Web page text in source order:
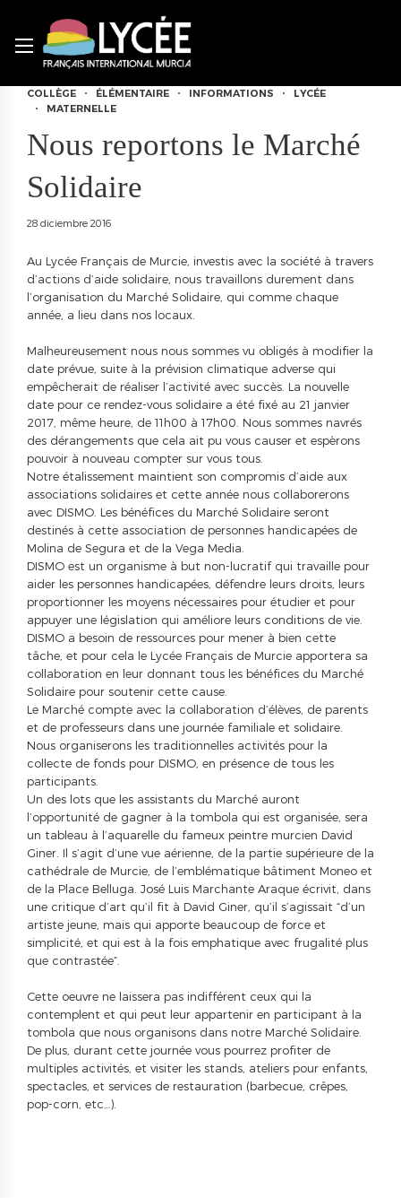
COLLÈGE ÉLÉMENTAIRE INFORMATIONS
LYCÉE
MATERNELLE
Nous reportons le Marché
Solidaire
28 diciembre 2016
Au Lycée Français de Murcie, investis avec la société à travers
d’actions d’aide solidaire, nous travaillons durement dans
l’organisation du Marché Solidaire, qui comme chaque
année, a lieu dans nos locaux.
Malheureusement nous nous sommes vu obligés à modifier la
date prévue, suite à la prévision climatique adverse qui
empêcherait de réaliser l’activité avec succès. La nouvelle
date pour ce rendez-vous solidaire a été fixé au 21 janvier
2017, même heure, de 11h00 à 17h00. Nous sommes navrés
des dérangements que cela ait pu vous causer et espèrons
pouvoir à nouveau compter sur vous tous.
Notre étalissement maintient son compromis d’aide aux
associations solidaires et cette année nous collaborerons
avec DISMO. Les bénéfices du Marché Solidaire seront
destinés à cette association de personnes handicapées de
Molina de Segura et de la Vega Media.
DISMO est un organisme à but non-lucratif qui travaille pour
aider les personnes handicapées, défendre leurs droits, leurs
proportionner les moyens nécessaires pour étudier et pour
appuyer une législation qui améliore leurs conditions de vie.
DISMO a besoin de ressources pour mener à bien cette
tâche, et pour cela le Lycée Français de Murcie apportera sa
collaboration en leur donnant tous les bénéfices du Marché
Solidaire pour soutenir cette cause.
Le Marché compte avec la collaboration d’élèves, de parents
et de professeurs dans une journée familiale et solidaire.
Nous organiserons les traditionnelles activités pour la
collecte de fonds pour DISMO, en présence de tous les
participants.
Un des lots que les assistants du Marché auront
l’opportunité de gagner à la tombola qui est organisée, sera
un tableau à l’aquarelle du fameux peintre murcien David
Giner. Il s’agit d’une vue aérienne, de la partie supérieure de la
cathédrale de Murcie, de l’emblématique bâtiment Moneo et
de la Place Belluga. José Luis Marchante Araque écrivit, dans
une critique d’art qu’il fit à David Giner, qu’il s’agissait “d’un
artiste jeune, mais qui apporte beaucoup de force et
simplicité, et qui est à la fois emphatique avec frugalité plus
que contrastée”.
Cette oeuvre ne laissera pas indifférent ceux qui la
contemplent et qui peut leur appartenir en participant à la
tombola que nous organisons dans notre Marché Solidaire.
De plus, durant cette journée vous pourrez profiter de
multiples activités, et visiter les stands, ateliers pour enfants,
spectacles, et services de restauration (barbecue, crêpes,
pop-corn, etc…).